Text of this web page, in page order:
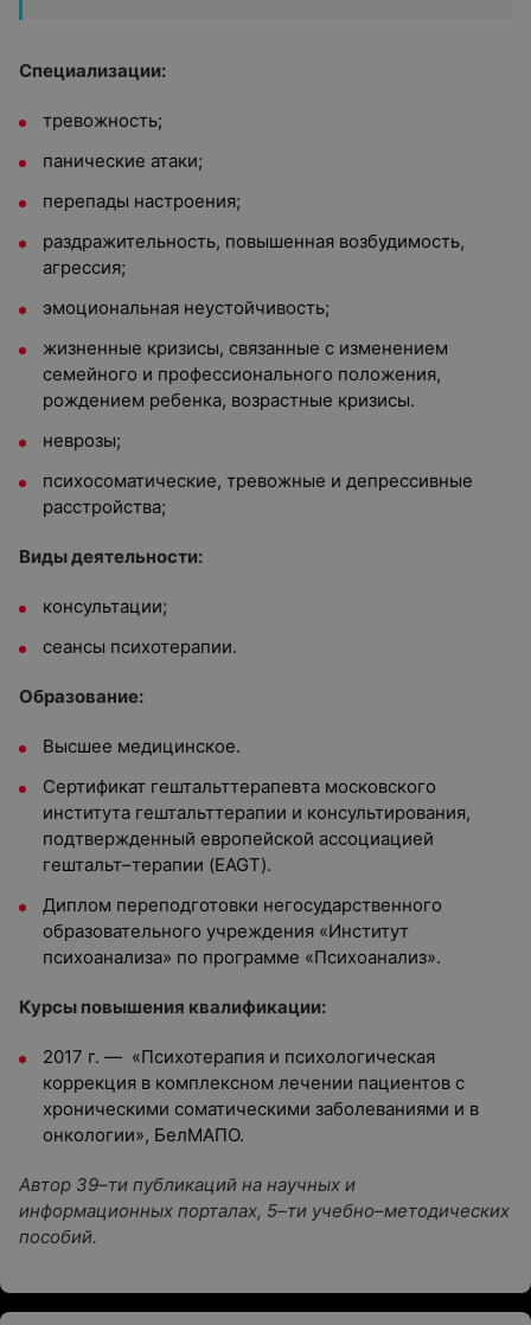
Специализации:
тревожность;
панические атаки;
перепады настроения;
раздражительность, повышенная возбудимость,
агрессия;
эмоциональная неустойчивость;
жизненные кризисы, связанные с изменением
семейного и профессионального положения,
рождением ребенка, возрастные кризисы.
неврозы;
психосоматические, тревожные и депрессивные
расстройства;
Виды деятельности:
консультации;
сеансы психотерапии.
Образование:
Высшее медицинское.
Сертификат гештальттерапевта московского
института гештальттерапии и консультирования,
подтвержденный европейской ассоциацией
гештальт–терапии (EAGT).
Диплом переподготовки негосударственного
образовательного учреждения «Институт
психоанализа» по программе «Психоанализ».
Курсы повышения квалификации:
2017 г. — «Психотерапия и психологическая
коррекция в комплексном лечении пациентов с
хроническими соматическими заболеваниями и в
онкологии», БелМАПО.
Автор 39–ти публикаций на научных и
информационных порталах, 5–ти учебно–методических
пособий.